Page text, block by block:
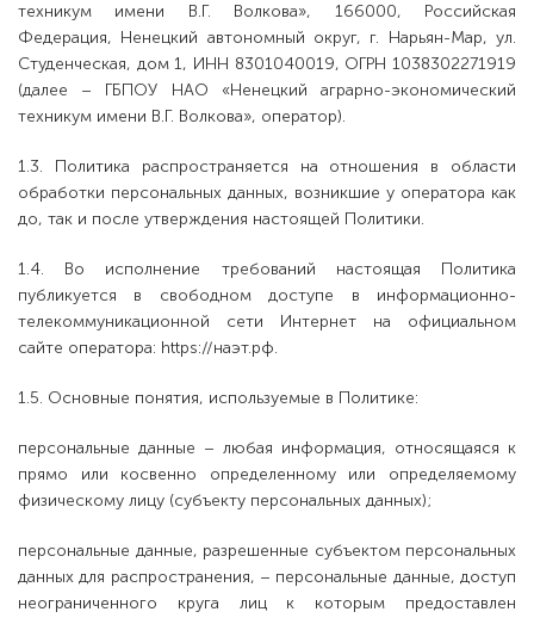
техникум имени В.Г. Волкова», 166000, Российская
Федерация, Ненецкий автономный округ, г. Нарьян-Мар, ул.
Студенческая, дом 1, ИНН 8301040019, ОГРН 1038302271919
(далее – ГБПОУ НАО «Ненецкий аграрно-экономический
техникум имени В.Г. Волкова», оператор).
1.3. Политика распространяется на отношения в области
обработки персональных данных, возникшие у оператора как
до, так и после утверждения настоящей Политики.
1.4. Во исполнение требований настоящая Политика
публикуется в свободном доступе в информационно-
телекоммуникационной сети Интернет на официальном
сайте оператора: https://наэт.рф.
1.5. Основные понятия, используемые в Политике:
персональные данные – любая информация, относящаяся к
прямо или косвенно определенному или определяемому
физическому лицу (субъекту персональных данных);
персональные данные, разрешенные субъектом персональных
данных для распространения, – персональные данные, доступ
неограниченного круга лиц к которым предоставлен